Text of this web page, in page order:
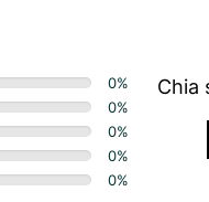
0%
0%
0%
0%
0%
Chia